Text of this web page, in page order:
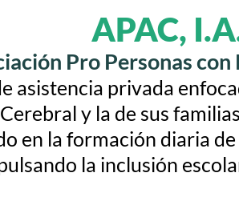
APAC,
Pro Personas
asistencia privada
y la de sus
en la formación diaria
la inclusión